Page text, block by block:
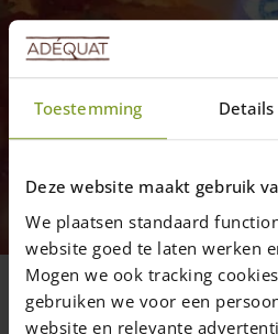
Toestemming Details
Deze website maakt gebruik
We plaatsen standaard
website goed te laten werken
Mogen we ook tracking
gebruiken we voor een
website en relevante
Gezondheid!!
Blijf gezond!